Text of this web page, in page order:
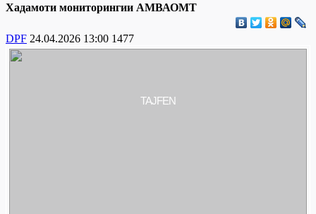
Хадамоти мониторингии АМВАОМТ
DPF 24.04.2026 13:00 1477
TAJFEN